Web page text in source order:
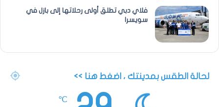
فلاي دبي تطلق أولى رحلاتها إلى بازل في
سويسرا
لحالة الطقس بمدينتك ، اضغط هنا >>
℃